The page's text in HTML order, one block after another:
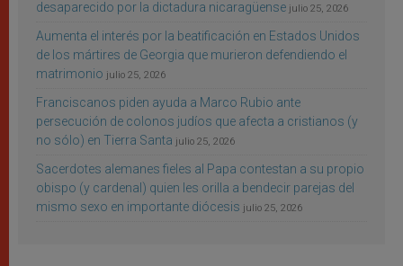
desaparecido por la dictadura nicaragüense julio 25, 2026
Aumenta el interés por la beatificación en Estados Unidos
de los mártires de Georgia que murieron defendiendo el
matrimonio julio 25, 2026
Franciscanos piden ayuda a Marco Rubio ante
persecución de colonos judíos que afecta a cristianos (y
no sólo) en Tierra Santa julio 25, 2026
Sacerdotes alemanes fieles al Papa contestan a su propio
obispo (y cardenal) quien les orilla a bendecir parejas del
mismo sexo en importante diócesis julio 25, 2026